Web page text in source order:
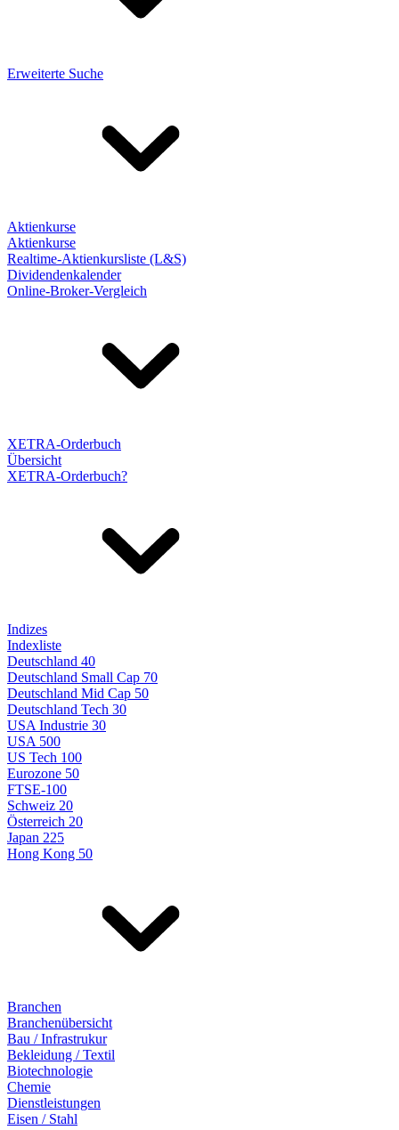
Erweiterte Suche
Aktienkurse
Aktienkurse
Realtime-Aktienkursliste (L&S)
Dividendenkalender
Online-Broker-Vergleich
XETRA-Orderbuch
Übersicht
XETRA-Orderbuch?
Indizes
Indexliste
Deutschland 40
Deutschland Small Cap 70
Deutschland Mid Cap 50
Deutschland Tech 30
USA Industrie 30
USA 500
US Tech 100
Eurozone 50
FTSE-100
Schweiz 20
Österreich 20
Japan 225
Hong Kong 50
Branchen
Branchenübersicht
Bau / Infrastrukur
Bekleidung / Textil
Biotechnologie
Chemie
Dienstleistungen
Eisen / Stahl